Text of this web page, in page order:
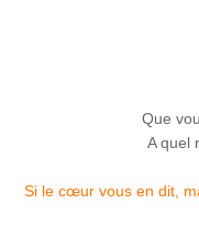
Que
A quel
Si le cœur vous en dit,